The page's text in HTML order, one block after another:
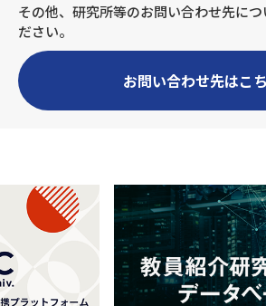
その他、研究所等のお問い合わせ先に
ださい。
お問い合わせ先はこ